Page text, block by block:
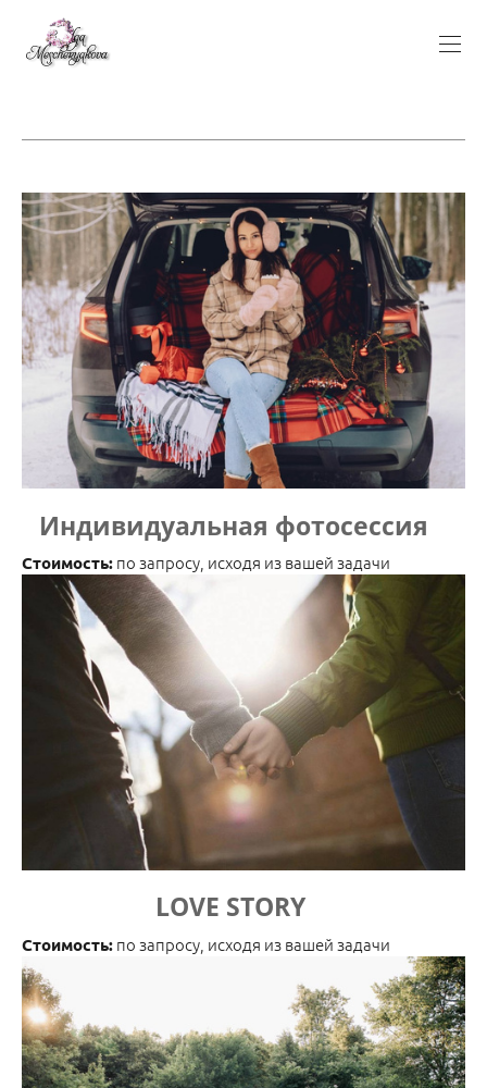
Индивидуальная фотосессия
Стоимость: по запросу, исходя из вашей задачи
LOVE STORY
Стоимость: по запросу, исходя из вашей задачи